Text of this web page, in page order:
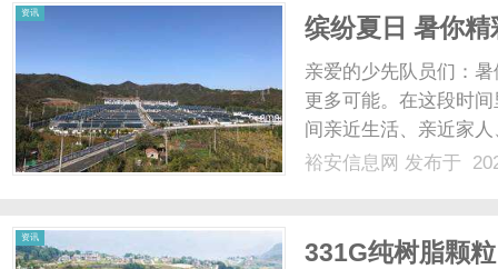
资讯
缤纷夏日 暑你
亲爱的少先队员们：
更多可能。在这段时
间亲近生活、亲近家
向。为了让全体少先
裕安信息网 发布于
资讯
331G纯树脂颗